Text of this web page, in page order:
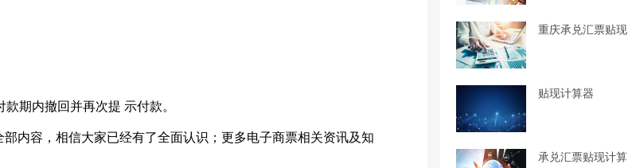
期内撤回并再次提 示付款。
部内容，相信大家已经有了全面认识；更多电子商票相关资讯及知
重庆承兑汇票贴现
贴现计算器
承兑汇票贴现计算